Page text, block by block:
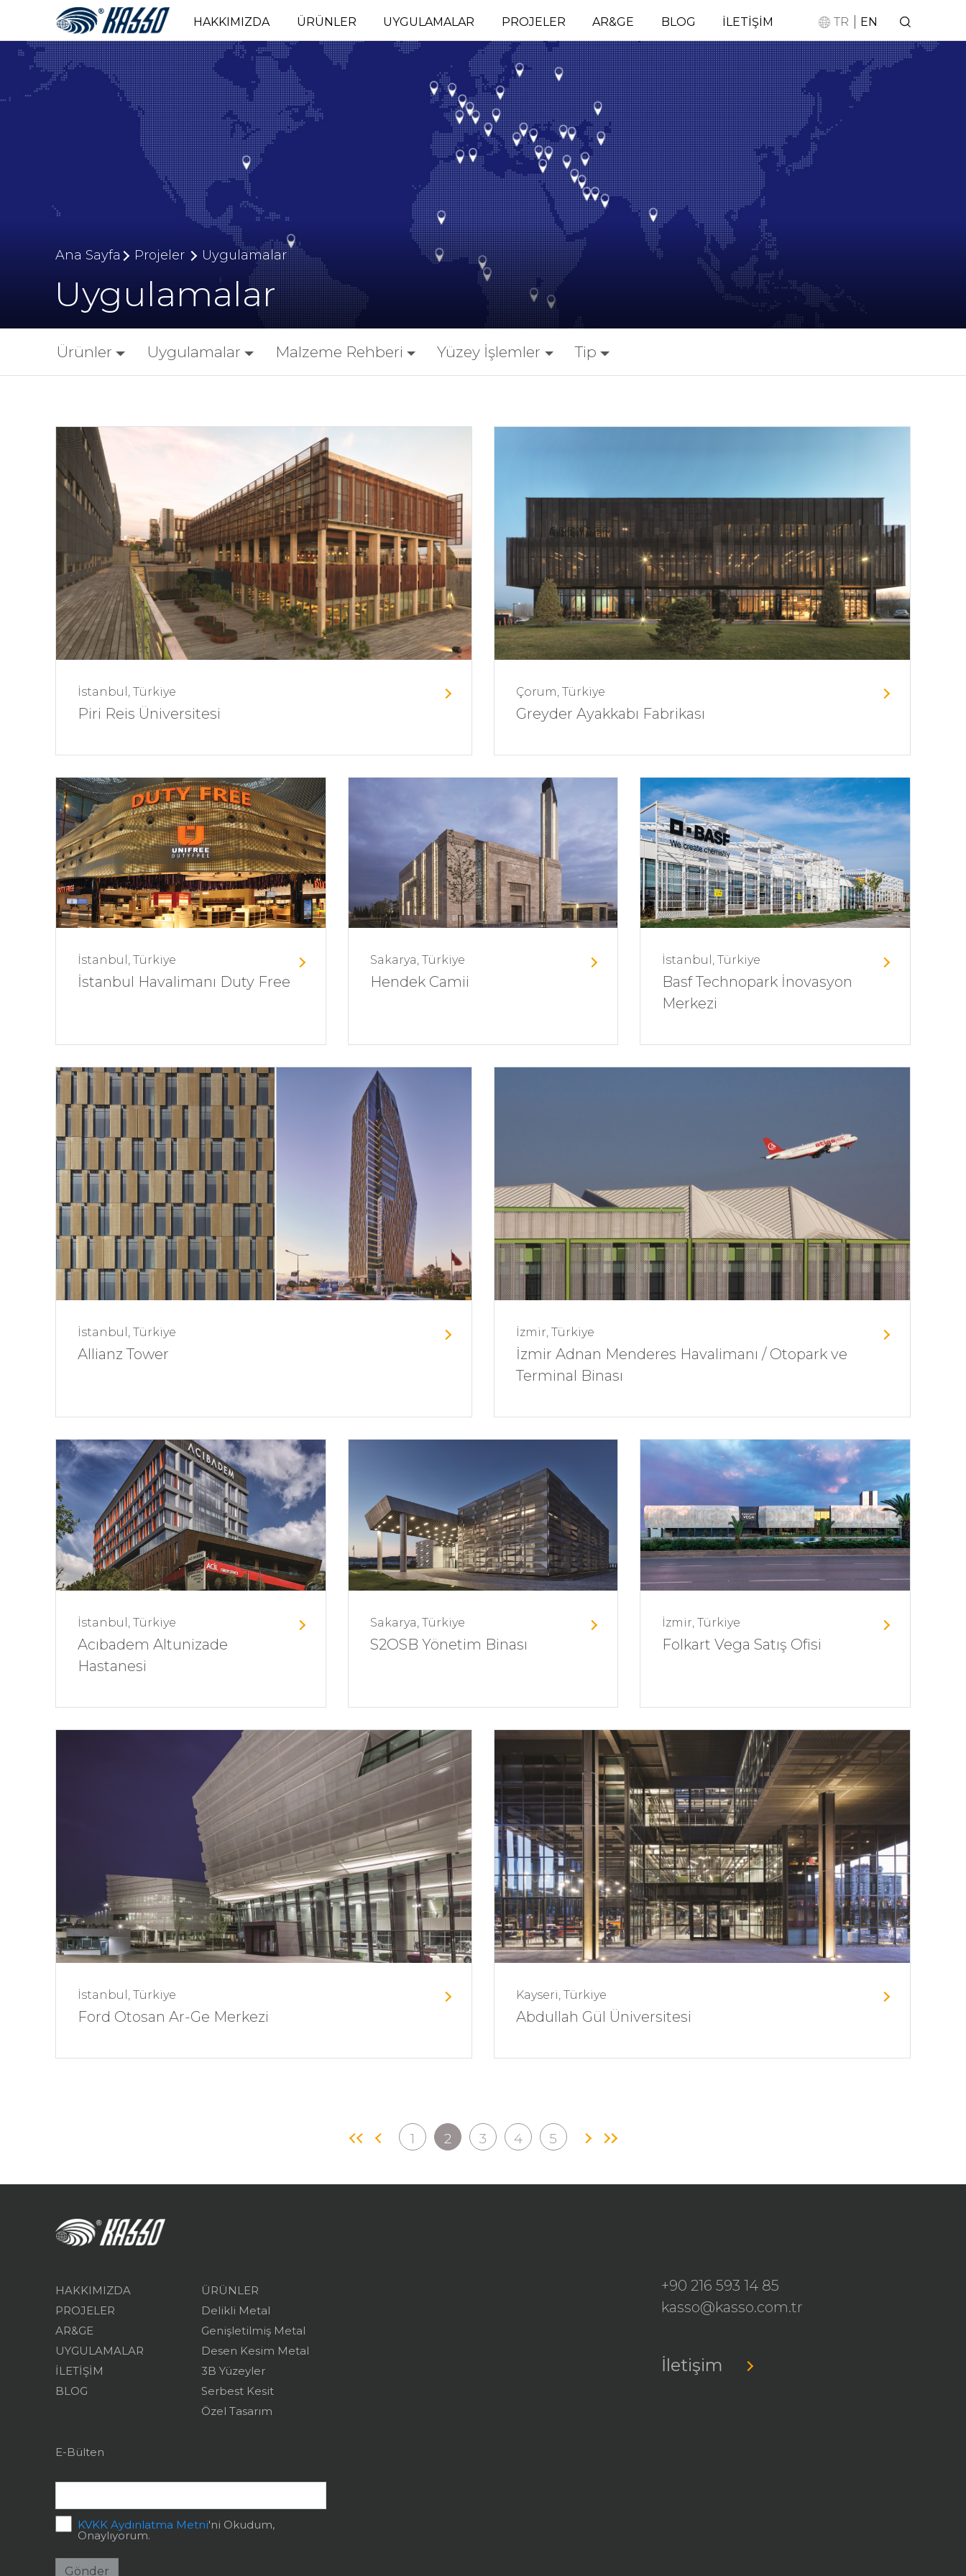
HAKKIMIZDA ÜRÜNLER UYGULAMALAR PROJELER AR&GE BLOG İLETİŞİM TR | EN
Ana Sayfa Projeler Uygulamalar
Uygulamalar
Ürünler Uygulamalar Malzeme Rehberi Yüzey İşlemler Tip
İstanbul, Türkiye
Piri Reis Üniversitesi
Çorum, Türkiye
Greyder Ayakkabı Fabrikası
İstanbul, Türkiye
İstanbul Havalimanı Duty Free
Sakarya, Türkiye
Hendek Camii
İstanbul, Türkiye
Basf Technopark İnovasyon
Merkezi
İstanbul, Türkiye
Allianz Tower
İzmir, Türkiye
İzmir Adnan Menderes Havalimanı / Otopark ve
Terminal Binası
İstanbul, Türkiye
Acıbadem Altunizade
Hastanesi
Sakarya, Türkiye
S2OSB Yönetim Binası
İzmir, Türkiye
Folkart Vega Satış Ofisi
İstanbul, Türkiye
Ford Otosan Ar-Ge Merkezi
Kayseri, Türkiye
Abdullah Gül Üniversitesi
1 2 3 4 5
HAKKIMIZDA
PROJELER
AR&GE
UYGULAMALAR
İLETİŞİM
BLOG
ÜRÜNLER
Delikli Metal
Genişletilmiş Metal
Desen Kesim Metal
3B Yüzeyler
Serbest Kesit
Özel Tasarım
E-Bülten
KVKK Aydınlatma Metni'ni Okudum,
Onaylıyorum.
Gönder
+90 216 593 14 85
kasso@kasso.com.tr
İletişim